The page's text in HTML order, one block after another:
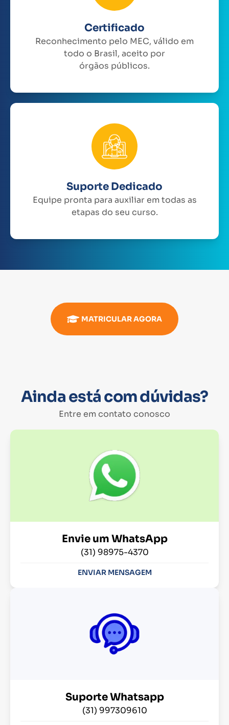
Certificado
Reconhecimento pelo MEC, válido em
todo o Brasil, aceito por
órgãos públicos.
Suporte Dedicado
Equipe pronta para auxiliar em todas as
etapas do seu curso.
MATRICULAR AGORA
Ainda está com dúvidas?
Entre em contato conosco
Envie um WhatsApp
(31) 98975-4370
ENVIAR MENSAGEM
Suporte Whatsapp
(31) 997309610